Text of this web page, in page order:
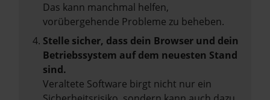
Das kann manchmal helfen,
vorübergehende Probleme zu beheben.
Stelle sicher, dass dein Browser und dein
Betriebssystem auf dem neuesten Stand
sind.
Veraltete Software birgt nicht nur ein